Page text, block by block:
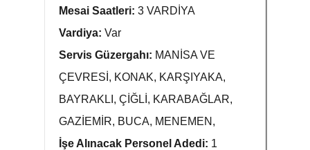
Mesai Saatleri: 3 VARDİYA
Vardiya: Var
Servis Güzergahı: MANİSA VE
ÇEVRESİ, KONAK, KARŞIYAKA,
BAYRAKLI, ÇİĞLİ, KARABAĞLAR,
GAZİEMİR, BUCA, MENEMEN,
İşe Alınacak Personel Adedi: 1